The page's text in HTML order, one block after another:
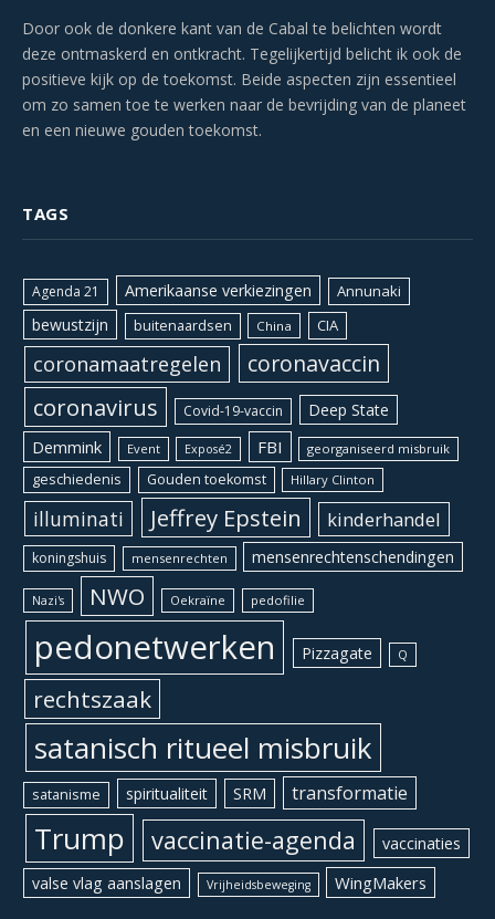
Door ook de donkere kant van de Cabal te belichten wordt
deze ontmaskerd en ontkracht. Tegelijkertijd belicht ik ook de
positieve kijk op de toekomst. Beide aspecten zijn essentieel
om zo samen toe te werken naar de bevrijding van de planeet
en een nieuwe gouden toekomst.
TAGS
Agenda 21 Amerikaanse verkiezingen Annunaki
bewustzijn buitenaardsen China CIA
coronamaatregelen coronavaccin
coronavirus Covid-19-vaccin Deep State
Demmink Event Exposé2 FBI georganiseerd misbruik
geschiedenis Gouden toekomst Hillary Clinton
illuminati Jeffrey Epstein kinderhandel
koningshuis mensenrechten mensenrechtenschendingen
Nazi's NWO Oekraïne pedofilie
pedonetwerken Pizzagate Q
rechtszaak
satanisch ritueel misbruik
satanisme spiritualiteit SRM transformatie
Trump vaccinatie-agenda
vaccinaties
valse vlag aanslagen
Vrijheidsbeweging WingMakers